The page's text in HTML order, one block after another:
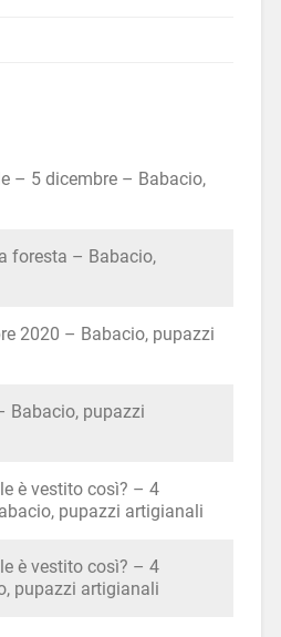
– 5 dicembre – Babacio,
foresta – Babacio,
2020 – Babacio, pupazzi
Babacio, pupazzi
è vestito così? – 4
pupazzi artigianali
è vestito così? – 4
pupazzi artigianali